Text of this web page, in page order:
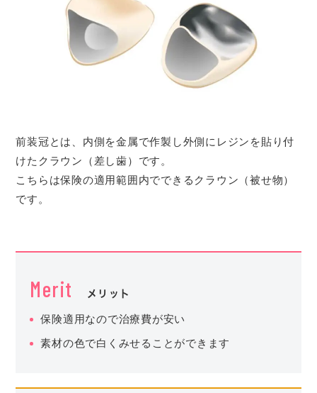
前装冠とは、内側を金属で作製し外側にレジンを貼り付
けたクラウン（差し歯）です。
こちらは保険の適用範囲内でできるクラウン（被せ物）
です。
Merit メリット
保険適用なので治療費が安い
素材の色で白くみせることができます